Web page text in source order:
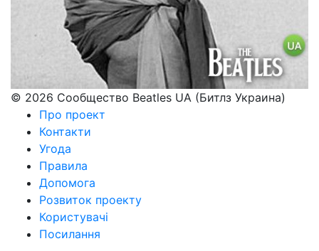
© 2026 Сообщество Beatles UA (Битлз Украина)
Про проект
Контакти
Угода
Правила
Допомога
Розвиток проекту
Користувачі
Посилання